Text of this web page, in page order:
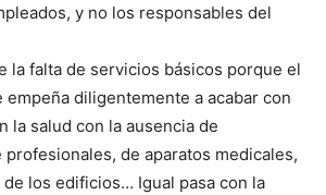
y no los responsables del
la falta de servicios básicos porque el
diligentemente a acabar con
la salud con la ausencia de
profesionales, de aparatos medicales,
los edificios… Igual pasa con la